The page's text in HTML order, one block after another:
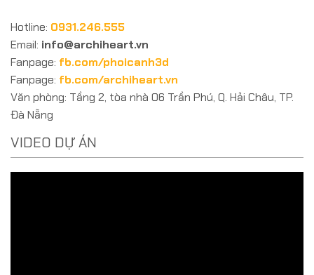
Hotline: 0931.246.555
Email: info@archiheart.vn
Fanpage: fb.com/phoicanh3d
Fanpage: fb.com/archiheart.vn
Văn phòng: Tầng 2, tòa nhà 06 Trần Phú, Q. Hải Châu, TP.
Đà Nẵng
VIDEO DỰ ÁN